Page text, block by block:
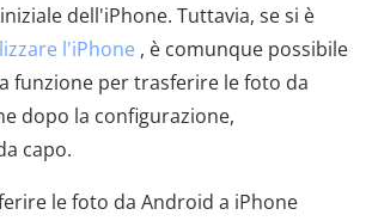
dell'iPhone. Tuttavia, se si è
l'iPhone , è comunque possibile
funzione per trasferire le foto da
dopo la configurazione,
capo.
le foto da Android a iPhone